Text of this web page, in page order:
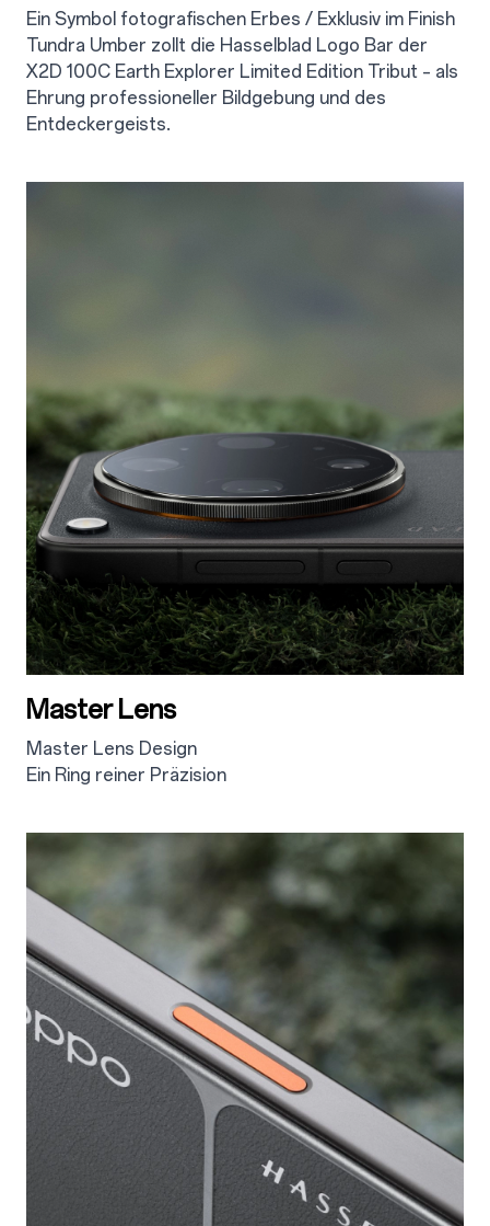
Ein Symbol fotografischen Erbes / Exklusiv im Finish
Tundra Umber zollt die Hasselblad Logo Bar der
X2D 100C Earth Explorer Limited Edition Tribut – als
Ehrung professioneller Bildgebung und des
Entdeckergeists.
Master Lens
Master Lens Design
Ein Ring reiner Präzision